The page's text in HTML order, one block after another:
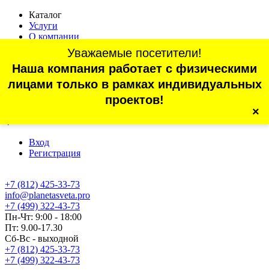
Каталог
Услуги
О компании
Статьи
Контакты
Отзывы
г. Санкт-Петербург, проспект Обуховской Обороны, 70, корп.
Вход
Регистрация
+7 (812) 425-33-73
Уважаемые посетители!
Наша компания работает с физическими
лицами только в рамках индивидуальных
проектов!
×
info@planetasveta.pro
+7 (499) 322-43-73
Пн-Чт: 9:00 - 18:00
Пт: 9.00-17.30
Сб-Вс - выходной
+7 (812) 425-33-73
+7 (499) 322-43-73